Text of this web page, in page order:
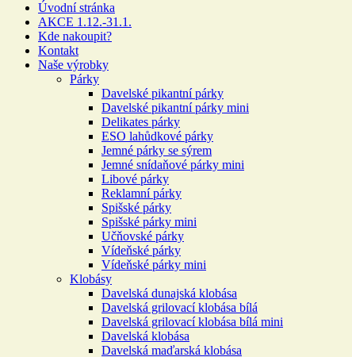
Úvodní stránka
AKCE 1.12.-31.1.
Kde nakoupit?
Kontakt
Naše výrobky
Párky
Davelské pikantní párky
Davelské pikantní párky mini
Delikates párky
ESO lahůdkové párky
Jemné párky se sýrem
Jemné snídaňové párky mini
Libové párky
Reklamní párky
Spišské párky
Spišské párky mini
Učňovské párky
Vídeňské párky
Vídeňské párky mini
Klobásy
Davelská dunajská klobása
Davelská grilovací klobása bílá
Davelská grilovací klobása bílá mini
Davelská klobása
Davelská maďarská klobása